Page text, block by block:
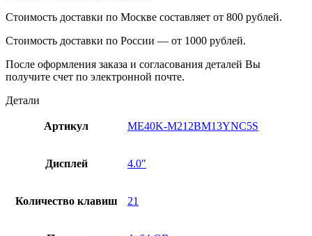
Стоимость доставки по Москве составляет от 800 рублей.
Стоимость доставки по России — от 1000 рублей.
После оформления заказа и согласования деталей Вы
получите счет по электронной почте.
Детали
Артикул ME40K-M212BM13YNC5S
Дисплей 4.0"
Количество клавиш 21